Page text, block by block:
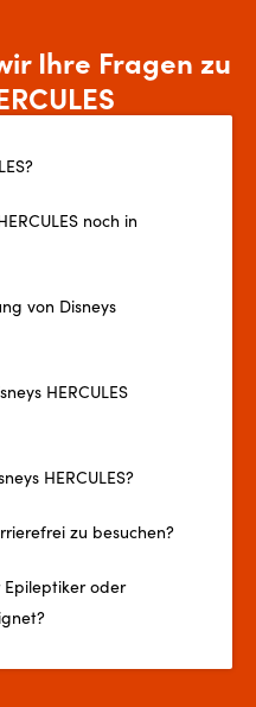
Ihre Fragen zu
noch in
von Disneys
HERCULES
HERCULES?
zu besuchen?
Epileptiker oder